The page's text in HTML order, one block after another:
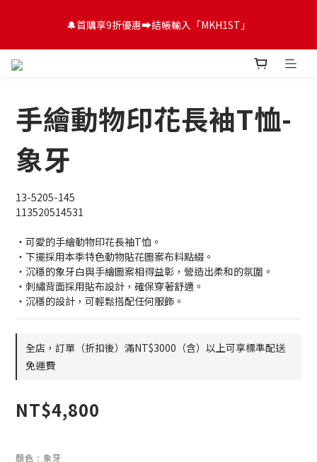
💌】
🔔首購享9折優惠➡️結帳輸入「MKH1ST」
😍FUN暑假！童裝開心購【滿$3,000，送$300 (最高回饋$1,200)
手繪動物印花長袖T恤-
象牙
13-5205-145
113520514531
・可愛的手繪動物印花長袖T恤。
・下擺採用本季特色動物貼花圖案布料點綴。
・沉穩的象牙白與手繪圖案相得益彰，營造出柔和的氛圍。
・刺繡背面採用貼布設計，確保穿著舒適。
・沉穩的設計，可輕鬆搭配任何服飾。
全店，訂單（折扣後）滿NT$3000（含）以上可享標準配送
免運費
NT$4,800
顏色 : 象牙